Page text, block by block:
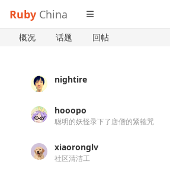
Ruby China
概况 话题 回帖
nightire
hooopo
聪明的妖怪录下了唐僧的紧箍咒
xiaoronglv
社区清洁工